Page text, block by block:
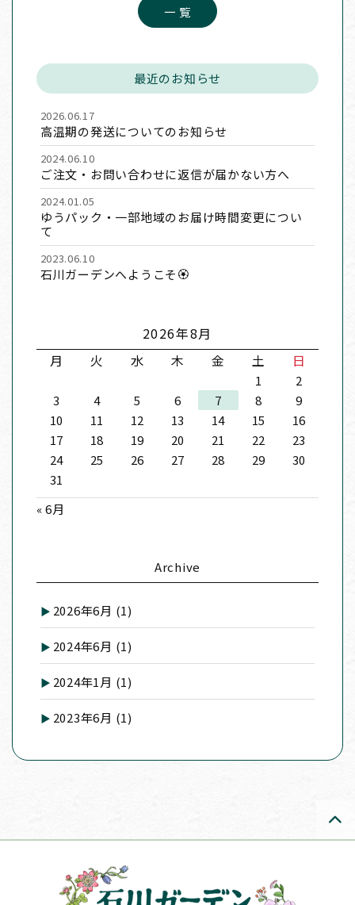
一 覧
最近のお知らせ
2026.06.17
高温期の発送についてのお知らせ
2024.06.10
ご注文・お問い合わせに返信が届かない方へ
2024.01.05
ゆうパック・一部地域のお届け時間変更につい
て
2023.06.10
石川ガーデンへようこそ🏵
2026年8月
月
火 水 木 金 土 日
1
2
3
4 5 6 7 8
9
10
11 12 13 14 15
16
17
18 19 20 21 22
23
24
25 26 27 28 29
30
31
« 6月
Archive
2026年6月 (1)
2024年6月 (1)
2024年1月 (1)
2023年6月 (1)